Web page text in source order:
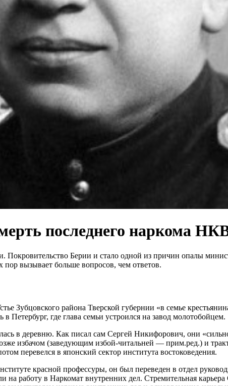
последнего наркома
Берии и стало одной из причин опалы
пор вызывает больше вопросов, чем ответов.
Зубцовского района Тверской губернии «в семье
Петербург, где глава семьи устроился на завод молотобойцем.
в деревню. Как писал сам Сергей Никифорович, они
избачом (заведующим избой-читальней — прим.ред.) и
перевелся в японский сектор института востоковедения.
красной профессуры, он был переведен в отдел
работу в Наркомат внутренних дел. Стремительная